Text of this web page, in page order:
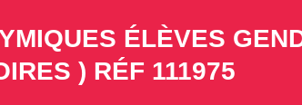
ÉLÈVES
) RÉF 111975